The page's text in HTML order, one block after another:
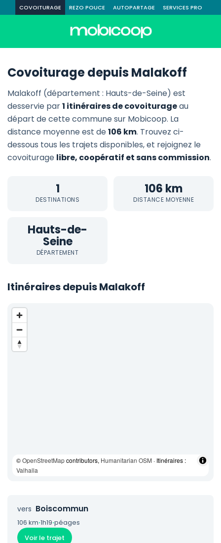
COVOITURAGE REZO POUCE AUTOPARTAGE SERVICES PRO
Covoiturage depuis Malakoff
Malakoff (département : Hauts-de-Seine) est
desservie par1 itinéraires de covoiturageau
départ de cette commune sur Mobicoop. La
distance moyenne est de106 km. Trouvez ci-
dessous tous les trajets disponibles, et rejoignez le
covoiturage libre, coopératif et sans commission.
1
DESTINATIONS
106 km
DISTANCE MOYENNE
Hauts-de-
Seine
DÉPARTEMENT
Itinéraires depuis Malakoff
©OpenStreetMapcontributors, Humanitarian OSM · Itinéraires :
Valhalla
vers Boiscommun
106 km·1h19·péages
Voir le trajet